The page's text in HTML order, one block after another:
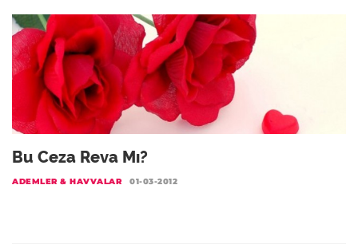
Bu Ceza Reva Mı?
ADEMLER & HAVVALAR 01-03-2012